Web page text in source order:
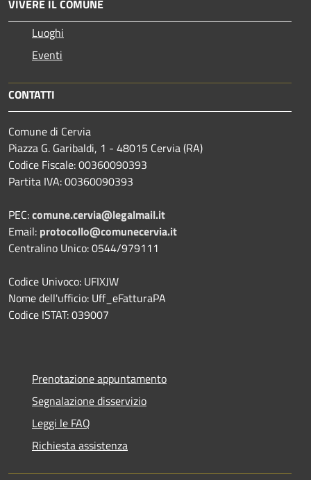
VIVERE IL COMUNE
Luoghi
Eventi
CONTATTI
Comune di Cervia
Piazza G. Garibaldi, 1 - 48015 Cervia (RA)
Codice Fiscale: 00360090393
Partita IVA: 00360090393
PEC:comune.cervia@legalmail.it
Email: protocollo@comunecervia.it
Centralino Unico: 0544/979111
Codice Univoco: UFIXJW
Nome dell'ufficio: Uff_eFatturaPA
Codice ISTAT: 039007
Prenotazione appuntamento
Segnalazione disservizio
Leggi le FAQ
Richiesta assistenza